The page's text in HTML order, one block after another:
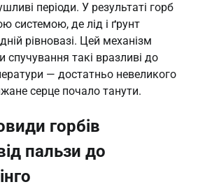
періоди. У результаті горб
системою, де лід і ґрунт
рівновазі. Цей механізм
такі вразливі до
— достатньо невеликого
серце почало танути.
горбів
пальзи до